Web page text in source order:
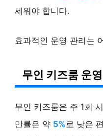
세워야 합니다.
효과적인 운영 관리는
무인 키즈룸 운
무인 키즈룸은 주 1회
만률은 약 5%로 낮은